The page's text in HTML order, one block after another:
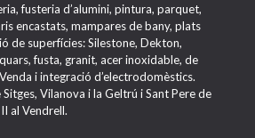
fusteria d’alumini, pintura, parquet,
encastats, mampares de bany, plats
de superfícies: Silestone, Dekton,
fusta, granit, acer inoxidable, de
i integració d’electrodomèstics.
Vilanova i la Geltrú i Sant Pere de
al Vendrell.